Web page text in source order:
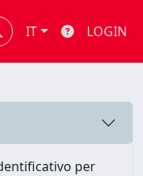
IT LOGIN
per